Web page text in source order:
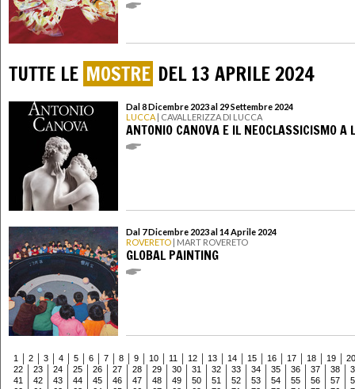
TUTTE LE MOSTRE DEL 13 APRILE 2024
Dal 8 Dicembre 2023 al 29 Settembre 2024
LUCCA | CAVALLERIZZA DI LUCCA
ANTONIO CANOVA E IL NEOCLASSICISMO A
Dal 7 Dicembre 2023 al 14 Aprile 2024
ROVERETO | MART ROVERETO
GLOBAL PAINTING
1 2 3 4 5 6 7 8 9 10 11 12 13 14 15 16 17 18 19
20
22
23 24 25 26 27 28 29 30 31 32 33 34 35 36 37 38
41
42 43 44 45 46 47 48 49 50 51 52 53 54 55 56 57